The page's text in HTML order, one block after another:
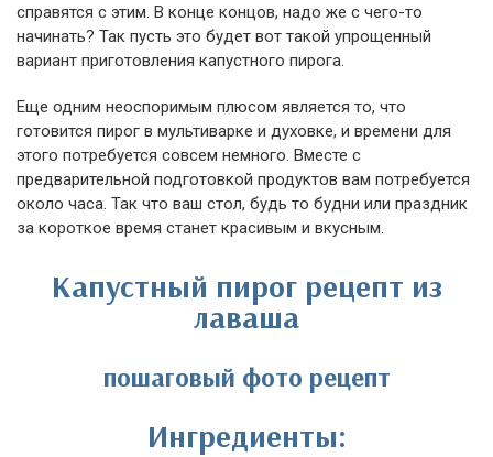
справятся с этим. В конце концов, надо же с чего-то
начинать? Так пусть это будет вот такой упрощенный
вариант приготовления капустного пирога.
Еще одним неоспоримым плюсом является то, что
готовится пирог в мультиварке и духовке, и времени для
этого потребуется совсем немного. Вместе с
предварительной подготовкой продуктов вам потребуется
около часа. Так что ваш стол, будь то будни или праздник
за короткое время станет красивым и вкусным.
Капустный пирог рецепт из
лаваша
пошаговый фото рецепт
Ингредиенты: